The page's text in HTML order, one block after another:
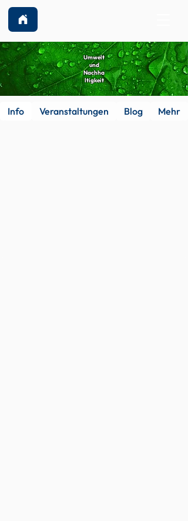
Umwelt
und
Nachha
ltigkeit
Info Veranstaltungen Blog Mehr